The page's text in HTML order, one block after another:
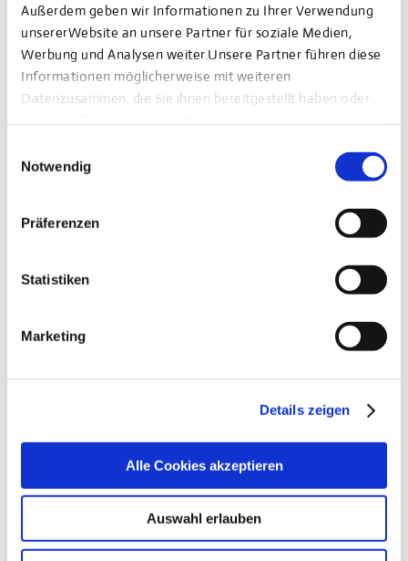
Außerdem geben wir Informationen zu Ihrer Verwendung
unsererWebsite an unsere Partner für soziale Medien,
Werbung und Analysen weiter.Unsere Partner führen diese
Informationen möglicherweise mit weiteren
Datenzusammen, die Sie ihnen bereitgestellt haben oder
Impressum|
Notwendig
Präferenzen
Statistiken
Marketing
Details zeigen
Alle Cookies akzeptieren
Auswahl erlauben